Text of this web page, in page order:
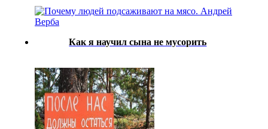
Как я научил сына не мусорить